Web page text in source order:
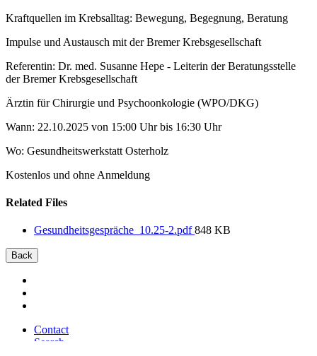
Kraftquellen im Krebsalltag: Bewegung, Begegnung, Beratung
Impulse und Austausch mit der Bremer Krebsgesellschaft
Referentin: Dr. med. Susanne Hepe - Leiterin der Beratungsstelle
der Bremer Krebsgesellschaft
Ärztin für Chirurgie und Psychoonkologie (WPO/DKG)
Wann: 22.10.2025 von 15:00 Uhr bis 16:30 Uhr
Wo: Gesundheitswerkstatt Osterholz
Kostenlos und ohne Anmeldung
Related Files
Gesundheitsgespräche_10.25-2.pdf848 KB
Back
Contact
Search